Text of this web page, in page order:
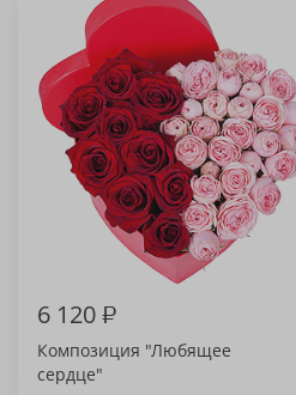
6 120₽
Композиция "Любящее
сердце"